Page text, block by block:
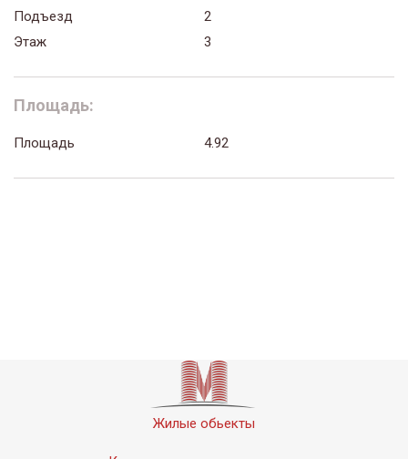
Подъезд
2
Этаж
3
Площадь:
Площадь 4.92
Жилые обьекты